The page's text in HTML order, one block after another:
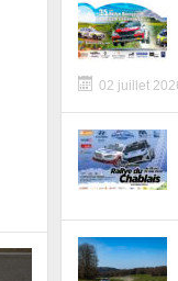
02 juillet